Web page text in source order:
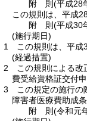
附 則(平成28
この規則は、平成
附 則(平成30
(施行期日)
1
この規則は、平成
(経過措置)
2
この規則による
費受給資格証交付
3
この規定の施行
障害者医療費助成
附 則(令和元